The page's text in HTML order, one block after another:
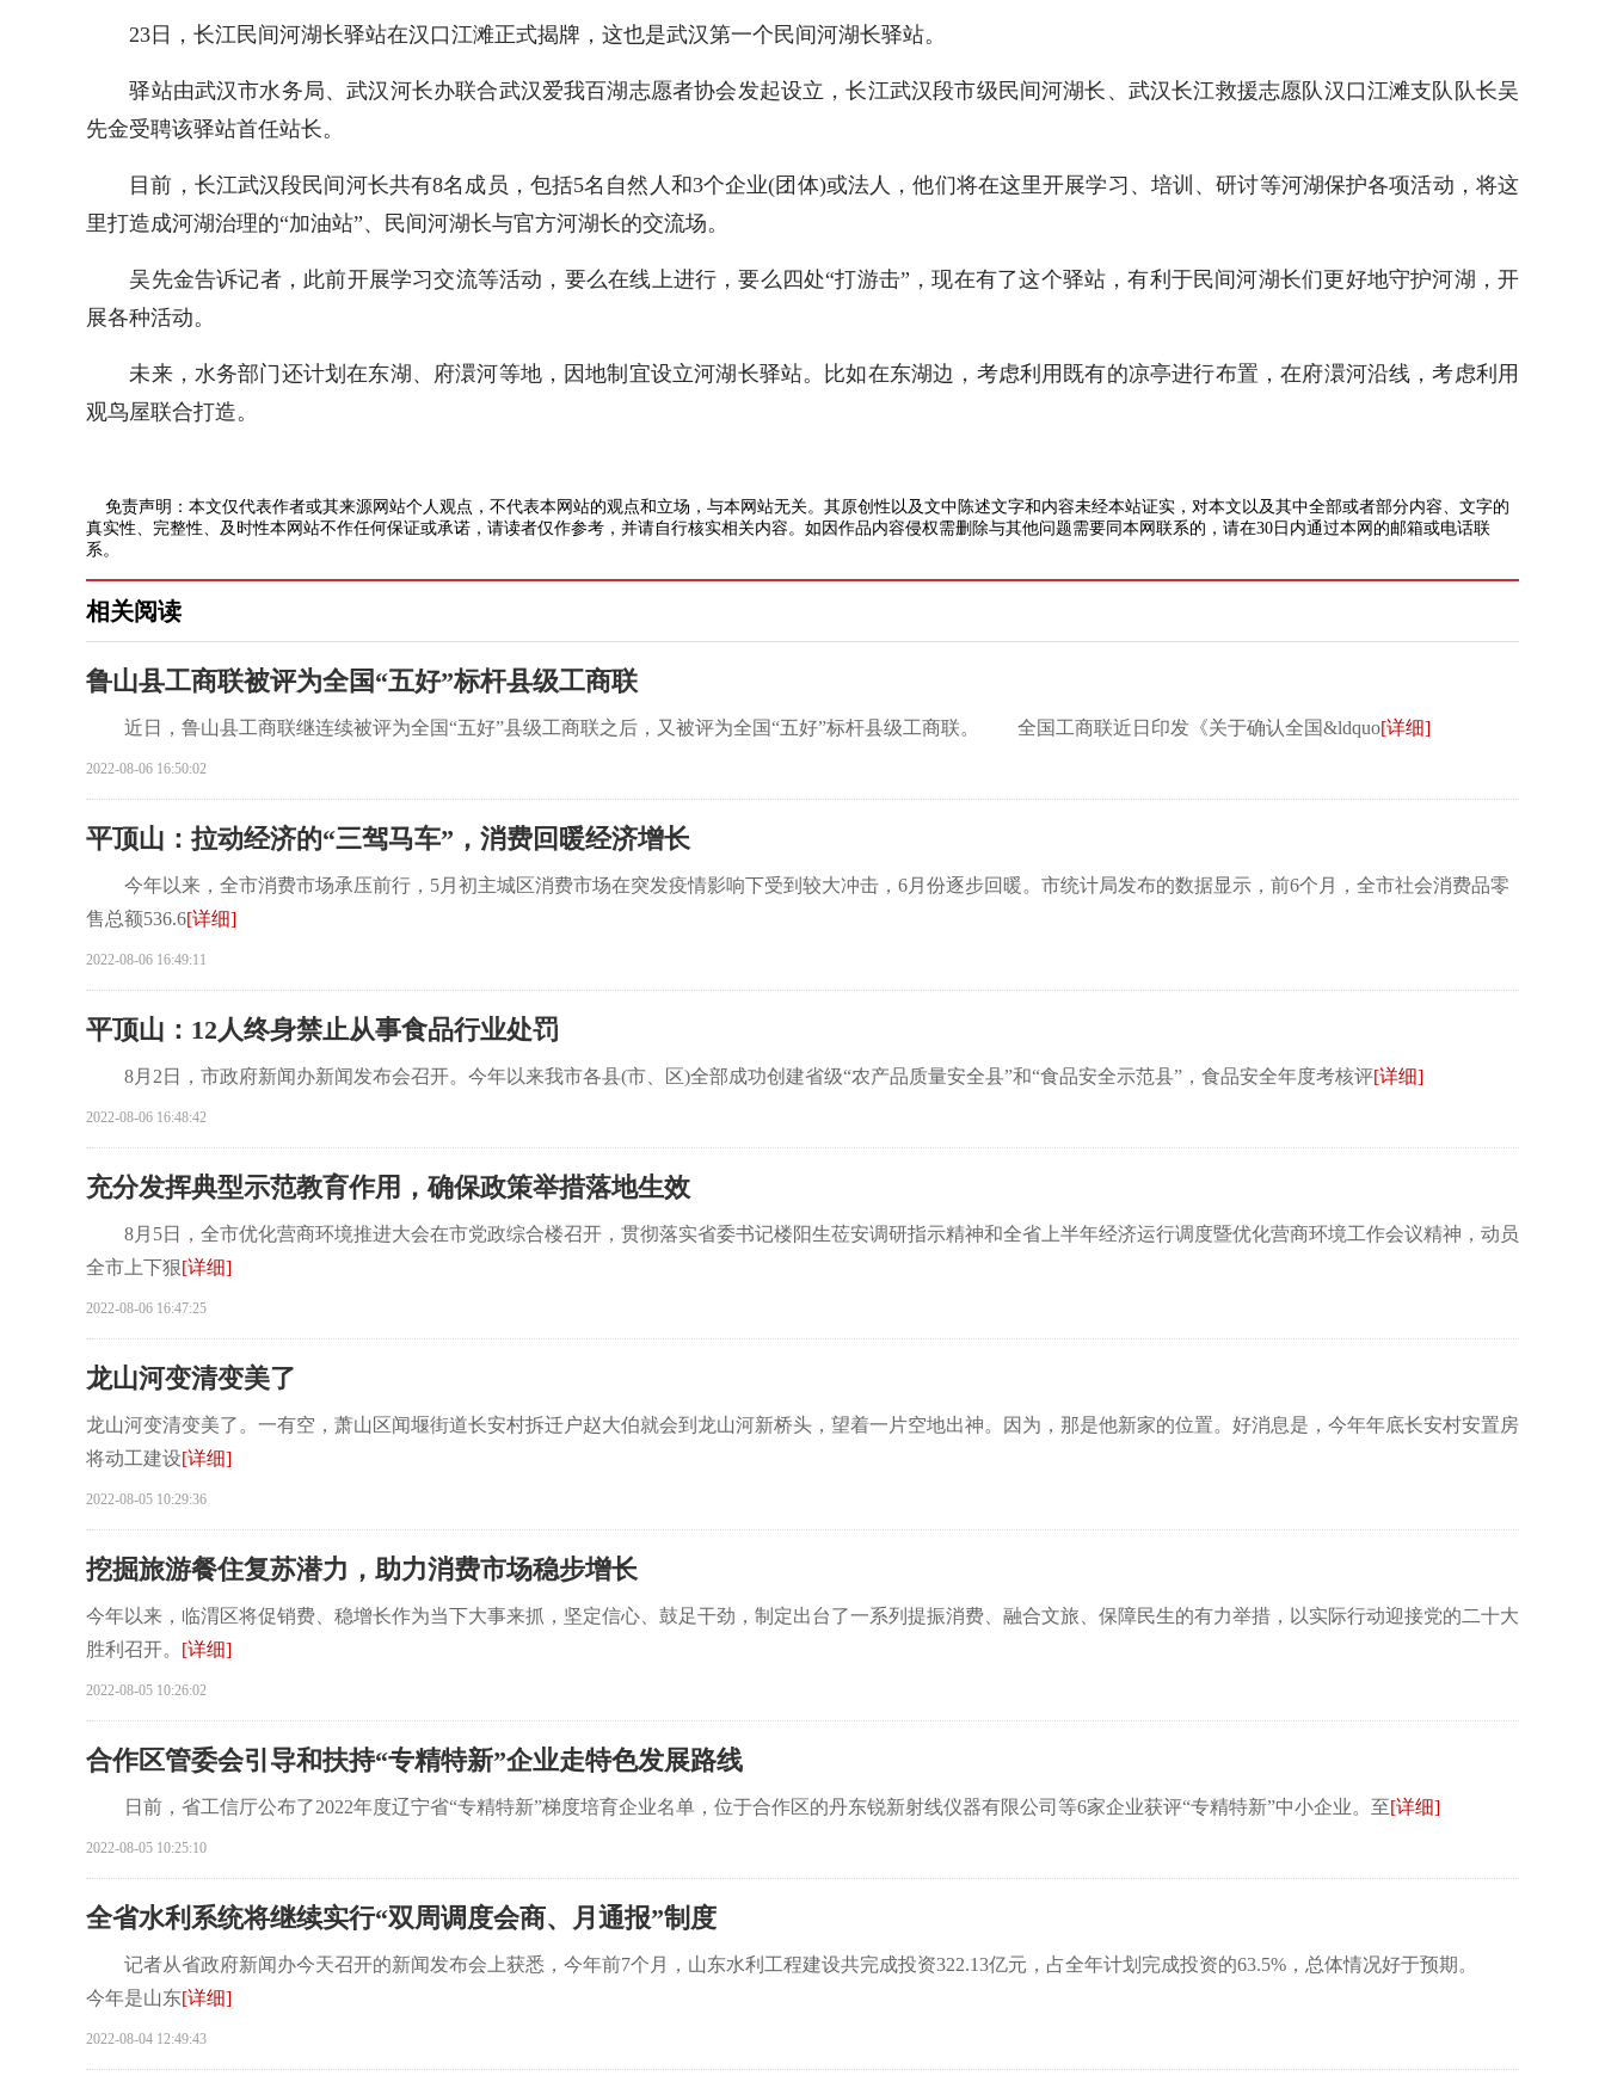
23日，长江民间河湖长驿站在汉口江滩正式揭牌，这也是武汉第一个民间河湖长驿站。
驿站由武汉市水务局、武汉河长办联合武汉爱我百湖志愿者协会发起设立，长江武汉段市级民间河湖长、武汉长江救援志愿队汉口江滩支队队长吴
先金受聘该驿站首任站长。
目前，长江武汉段民间河长共有8名成员，包括5名自然人和3个企业(团体)或法人，他们将在这里开展学习、培训、研讨等河湖保护各项活动，将这
里打造成河湖治理的“加油站”、民间河湖长与官方河湖长的交流场。
吴先金告诉记者，此前开展学习交流等活动，要么在线上进行，要么四处“打游击”，现在有了这个驿站，有利于民间河湖长们更好地守护河湖，开
展各种活动。
未来，水务部门还计划在东湖、府澴河等地，因地制宜设立河湖长驿站。比如在东湖边，考虑利用既有的凉亭进行布置，在府澴河沿线，考虑利用
观鸟屋联合打造。
免责声明：本文仅代表作者或其来源网站个人观点，不代表本网站的观点和立场，与本网站无关。其原创性以及文中陈述文字和内容未经本站证实，对本文以及其中全部或者部分内容、文字的
真实性、完整性、及时性本网站不作任何保证或承诺，请读者仅作参考，并请自行核实相关内容。如因作品内容侵权需删除与其他问题需要同本网联系的，请在30日内通过本网的邮箱或电话联
系。
相关阅读
鲁山县工商联被评为全国“五好”标杆县级工商联
近日，鲁山县工商联继连续被评为全国“五好”县级工商联之后，又被评为全国“五好”标杆县级工商联。 全国工商联近日印发《关于确认全国&ldquo[详细]
2022-08-06 16:50:02
平顶山：拉动经济的“三驾马车”，消费回暖经济增长
今年以来，全市消费市场承压前行，5月初主城区消费市场在突发疫情影响下受到较大冲击，6月份逐步回暖。市统计局发布的数据显示，前6个月，全市社会消费品零
售总额536.6[详细]
2022-08-06 16:49:11
平顶山：12人终身禁止从事食品行业处罚
8月2日，市政府新闻办新闻发布会召开。今年以来我市各县(市、区)全部成功创建省级“农产品质量安全县”和“食品安全示范县”，食品安全年度考核评[详细]
2022-08-06 16:48:42
充分发挥典型示范教育作用，确保政策举措落地生效
8月5日，全市优化营商环境推进大会在市党政综合楼召开，贯彻落实省委书记楼阳生莅安调研指示精神和全省上半年经济运行调度暨优化营商环境工作会议精神，动员
全市上下狠[详细]
2022-08-06 16:47:25
龙山河变清变美了
龙山河变清变美了。一有空，萧山区闻堰街道长安村拆迁户赵大伯就会到龙山河新桥头，望着一片空地出神。因为，那是他新家的位置。好消息是，今年年底长安村安置房
将动工建设[详细]
2022-08-05 10:29:36
挖掘旅游餐住复苏潜力，助力消费市场稳步增长
今年以来，临渭区将促销费、稳增长作为当下大事来抓，坚定信心、鼓足干劲，制定出台了一系列提振消费、融合文旅、保障民生的有力举措，以实际行动迎接党的二十大
胜利召开。 [详细]
2022-08-05 10:26:02
合作区管委会引导和扶持“专精特新”企业走特色发展路线
日前，省工信厅公布了2022年度辽宁省“专精特新”梯度培育企业名单，位于合作区的丹东锐新射线仪器有限公司等6家企业获评“专精特新”中小企业。至[详细]
2022-08-05 10:25:10
全省水利系统将继续实行“双周调度会商、月通报”制度
记者从省政府新闻办今天召开的新闻发布会上获悉，今年前7个月，山东水利工程建设共完成投资322.13亿元，占全年计划完成投资的63.5%，总体情况好于预期。
今年是山东[详细]
2022-08-04 12:49:43